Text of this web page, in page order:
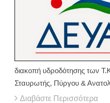
διακοπή υδροδότησης των
Σταυρωτής, Πύργου &
Διαβάστε Περισσότερα